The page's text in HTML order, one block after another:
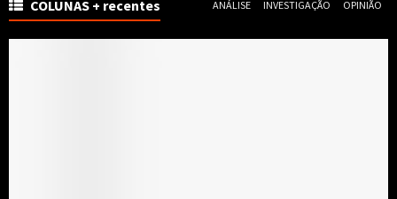
COLUNAS + recentes ANÁLISE INVESTIGAÇÃO OPINIÃO